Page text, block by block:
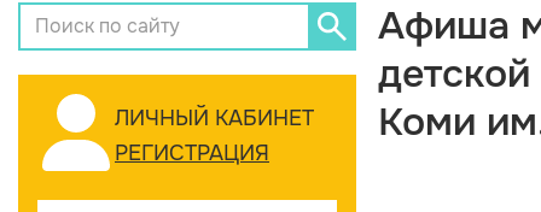
ЛИЧНЫЙ КАБИНЕТ
РЕГИСТРАЦИЯ
Афиша
Коми